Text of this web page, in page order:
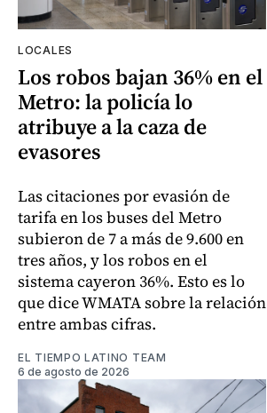
LOCALES
Los robos bajan 36% en el
Metro: la policía lo
atribuye a la caza de
evasores
Las citaciones por evasión de
tarifa en los buses del Metro
subieron de 7 a más de 9.600 en
tres años, y los robos en el
sistema cayeron 36%. Esto es lo
que dice WMATA sobre la relación
entre ambas cifras.
EL TIEMPO LATINO TEAM
6 de agosto de 2026